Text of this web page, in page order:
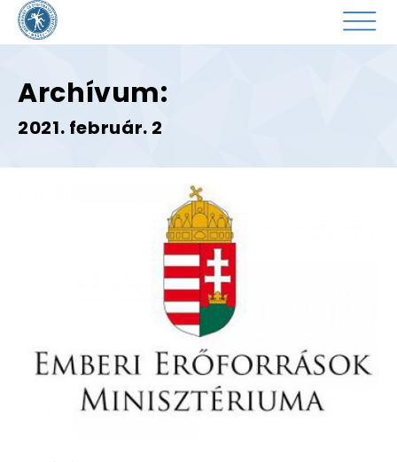
Archívum:
2021. február. 2